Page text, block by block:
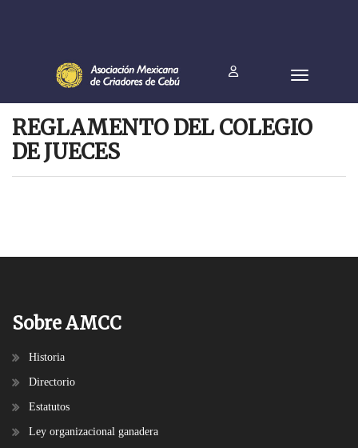
REGLAMENTO DEL COLEGIO
DE JUECES
Sobre AMCC
Historia
Directorio
Estatutos
Ley organizacional ganadera